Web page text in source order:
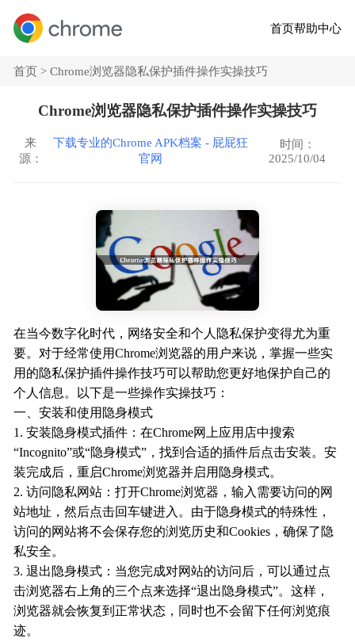
首页帮助中心
首页 >Chrome浏览器隐私保护插件操作实操技巧
Chrome浏览器隐私保护插件操作实操技巧
来
源：
下载专业的Chrome APK档案 - 屁屁狂
官网
时间：
2025/10/04
在当今数字化时代，网络安全和个人隐私保护变得尤为重
要。对于经常使用Chrome浏览器的用户来说，掌握一些实
用的隐私保护插件操作技巧可以帮助您更好地保护自己的
个人信息。以下是一些操作实操技巧：
一、安装和使用隐身模式
1. 安装隐身模式插件：在Chrome网上应用店中搜索
“Incognito”或“隐身模式”，找到合适的插件后点击安装。安
装完成后，重启Chrome浏览器并启用隐身模式。
2. 访问隐私网站：打开Chrome浏览器，输入需要访问的网
站地址，然后点击回车键进入。由于隐身模式的特殊性，
访问的网站将不会保存您的浏览历史和Cookies，确保了隐
私安全。
3. 退出隐身模式：当您完成对网站的访问后，可以通过点
击浏览器右上角的三个点来选择“退出隐身模式”。这样，
浏览器就会恢复到正常状态，同时也不会留下任何浏览痕
迹。